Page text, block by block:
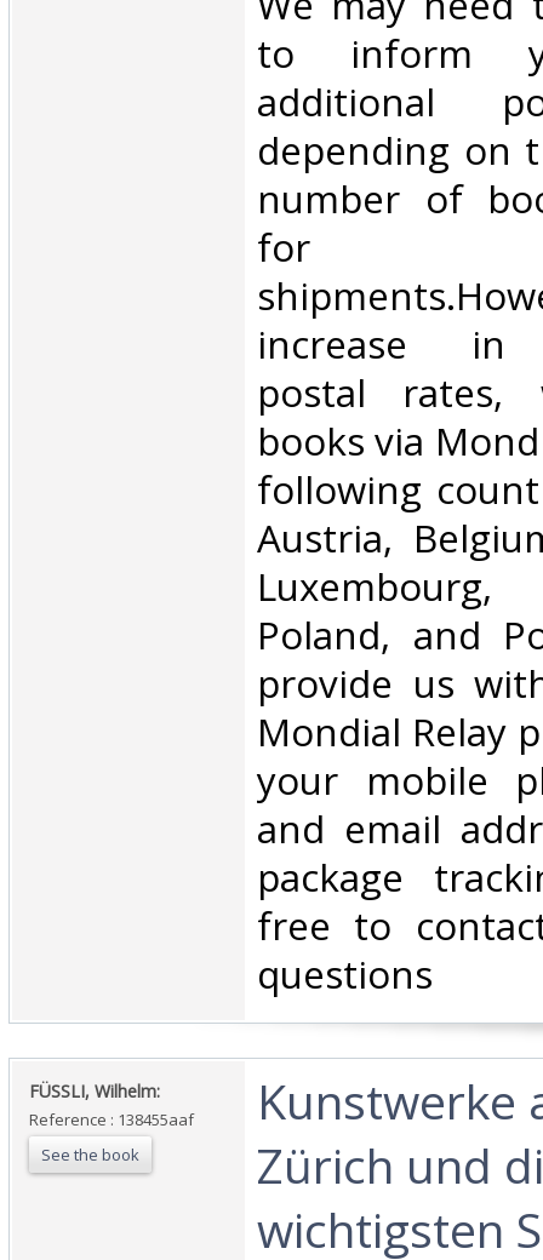
to inform
additional
depending on
number of
for
increase in
postal
books via
following
Austria,
Poland, and
provide us
Mondial Relay
your mobile
and email
package
free to
questions‎
‎FÜSSLI, Wilhelm:‎
Reference : 138455aaf
See the book
‎Kunstwerke
Zürich und
wichtigsten